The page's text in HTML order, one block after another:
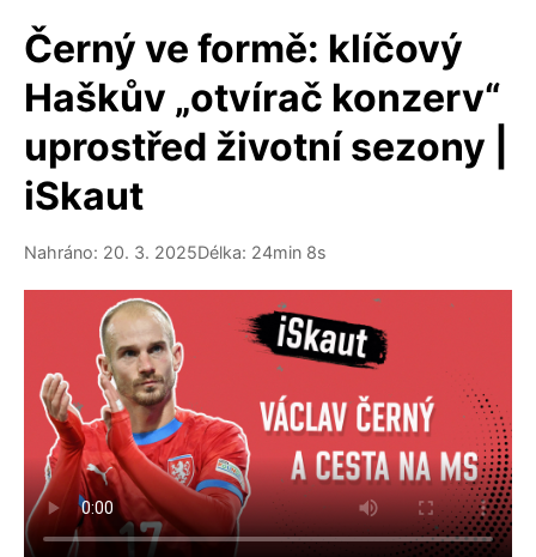
Černý ve formě: klíčový
Haškův „otvírač konzerv“
uprostřed životní sezony |
iSkaut
Nahráno: 20. 3. 2025Délka: 24min 8s